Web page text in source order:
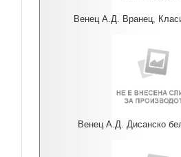
Венец А.Д. Вранец,
Венец А.Д. Дисанско